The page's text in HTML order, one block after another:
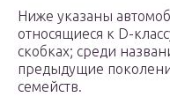
Ниже указаны
относящиеся к D-
скобках; среди
предыдущие
семейств.